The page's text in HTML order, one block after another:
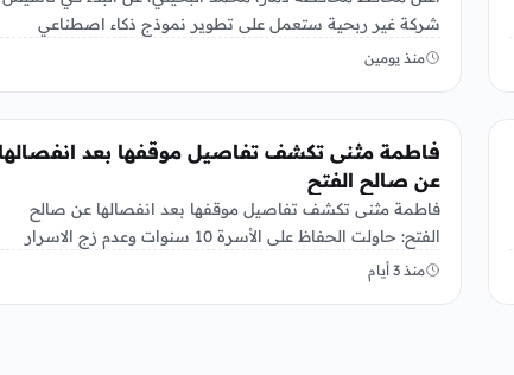
شركة غير ربحية ستعمل على تطوير نموذج ذكاء اصطناعي
خاص…
منذ يومين
فاطمة مثنى تكشف تفاصيل موقفها بعد
عن صالح الفتح
فاطمة مثنى تكشف تفاصيل موقفها بعد انفصالها عن صالح
الفتح: حاولت الحفاظ على الأسرة 10 سنوات وعدم زج الاسرار
الأسرية…
منذ 3 أيام